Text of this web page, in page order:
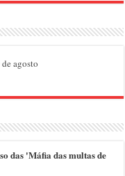
agosto
das 'Máfia das multas de